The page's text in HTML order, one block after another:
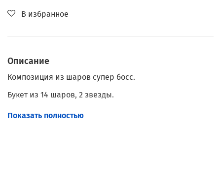
В избранное
Описание
Композиция из шаров супер босс.
Букет из 14 шаров, 2 звезды.
Большая звезда.
Показать полностью